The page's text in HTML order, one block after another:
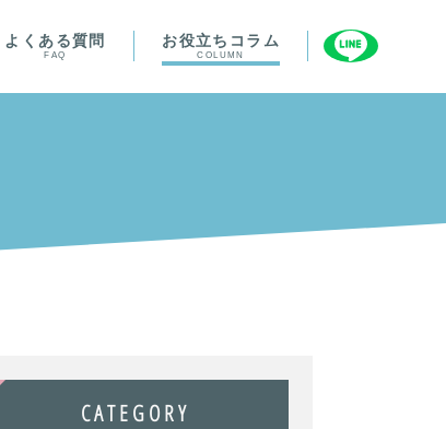
よくある質問
FAQ
お役立ちコラム
COLUMN
CATEGORY